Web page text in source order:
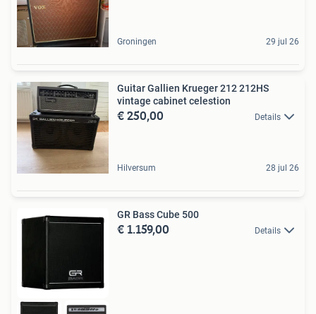
Groningen 29 jul 26
Guitar Gallien Krueger 212 212HS
vintage cabinet celestion
€ 250,00 Details
Hilversum 28 jul 26
GR Bass Cube 500
€ 1.159,00 Details